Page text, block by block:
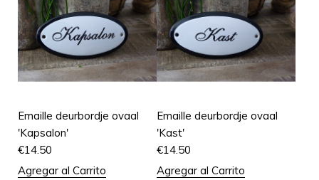
Emaille deurbordje ovaal
'Kapsalon'
€14.50
Agregar al Carrito
Emaille deurbordje ovaal
'Kast'
€14.50
Agregar al Carrito